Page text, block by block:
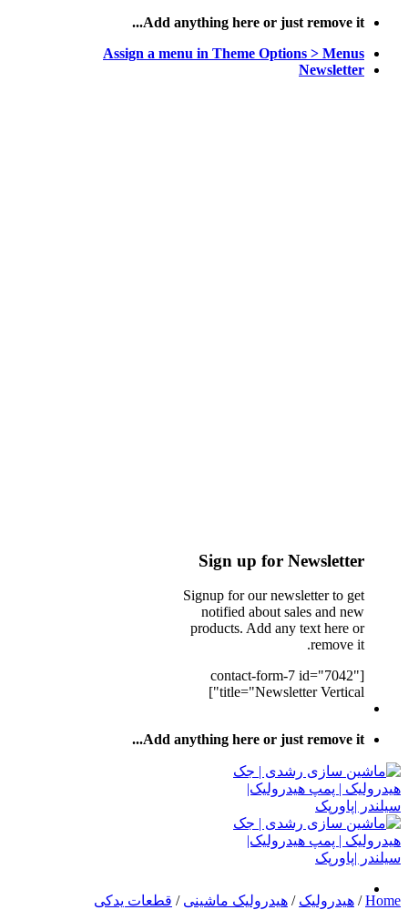
پرش
محتوا
Add anything here or just remove it...
Assign a menu in Theme Options > Menus
Newsletter
Sign up for Newsletter
Signup for our newsletter to get
notified about sales and new
products. Add any text here or
remove it.
[contact-form-7 id="7042"
title="Newsletter Vertical"]
Add anything here or just remove it...
Home
/ هیدرولیک / هیدرولیک ماشینی / قطعات یدکی